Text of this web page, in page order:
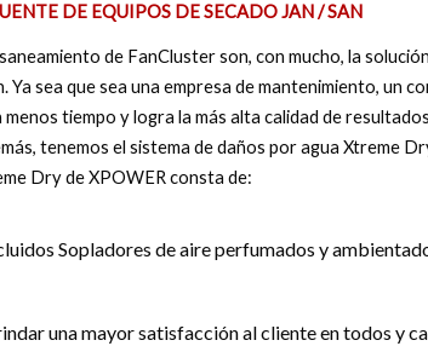
DE EQUIPOS DE SECADO JAN / SAN
de FanCluster son, con mucho, la
Ya sea que sea una empresa de mantenimiento,
tiempo y logra la más alta calidad de
tenemos el sistema de daños por agua Xtreme
Dry de XPOWER consta de:
Sopladores de aire perfumados y
una mayor satisfacción al cliente en todos y